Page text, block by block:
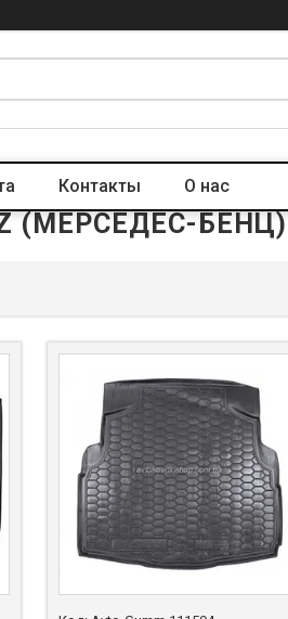
Контакты О нас
(МЕРСЕДЕС-БЕНЦ)